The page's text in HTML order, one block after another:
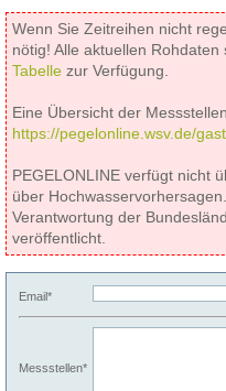
Wenn Sie Zeitreihen nicht
nötig! Alle aktuellen
Tabelle zur Verfügung.
Eine Übersicht der
https://pegelonline.wsv.de/
PEGELONLINE verfügt nicht
über
Verantwortung der
veröffentlicht.
Email*
Messstellen*